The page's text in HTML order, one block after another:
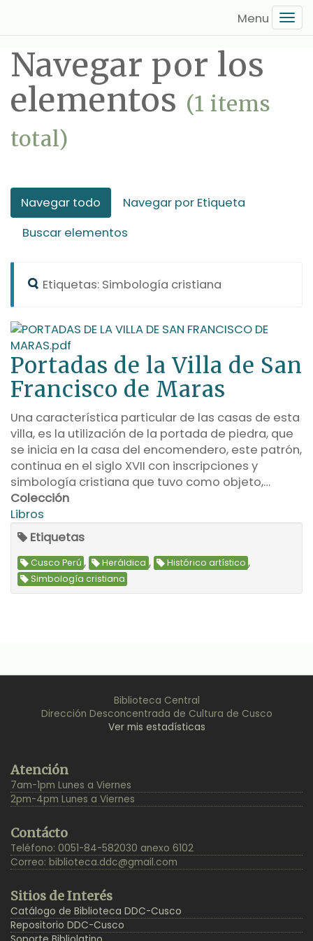
principal
Navegar por los
elementos (1 items
total)
Navegar todo
Navegar por Etiqueta
Buscar elementos
Etiquetas: Simbología cristiana
Portadas de la Villa de San
Francisco de Maras
Una característica particular de las casas de esta
villa, es la utilización de la portada de piedra, que
se inicia en la casa del encomendero, este patrón,
continua en el siglo XVII con inscripciones y
simbología cristiana que tuvo como objeto,…
Colección
Libros
Etiquetas
Cusco Perú , Heráldica , Histórico artístico ,
Simbología cristiana
Biblioteca Central
Dirección Desconcentrada de Cultura de Cusco
Ver mis estadísticas
Top
Atención
7am-1pm Lunes a Viernes
2pm-4pm Lunes a Viernes
Contácto
Teléfono: 0051-84-582030 anexo 6102
Correo: biblioteca.ddc@gmail.com
Sitios de Interés
Catálogo de Biblioteca DDC-Cusco
Repositorio DDC-Cusco